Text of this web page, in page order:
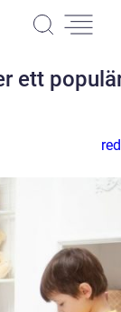
ett